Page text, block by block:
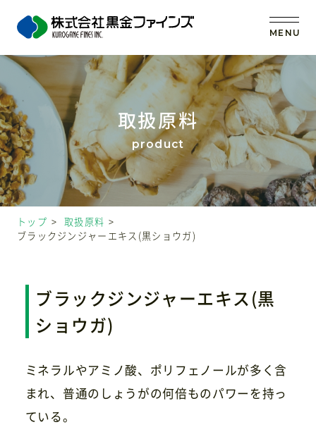
MENU
トップ
当社の強み
事業内容
お問い合わせ
取扱原料
トップ
取扱原料
ブラックジンジャーエキス(黒ショウガ)
ブラックジンジャーエキス(黒
ショウガ)
ミネラルやアミノ酸、ポリフェノールが多く含
まれ、普通のしょうがの何倍ものパワーを持っ
ている。